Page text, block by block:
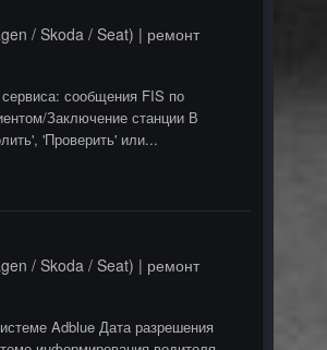
/ Skoda / Seat) | ремонт
сообщения FIS по
Заключение станции В
'Проверить' или...
/ Skoda / Seat) | ремонт
Adblue Дата разрешения